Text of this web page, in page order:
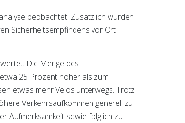
beobachtet. Zusätzlich wurden
Sicherheitsempfindens vor Ort
Die Menge des
25 Prozent höher als zum
etwas mehr Velos unterwegs. Trotz
Verkehrsaufkommen generell zu
Aufmerksamkeit sowie folglich zu